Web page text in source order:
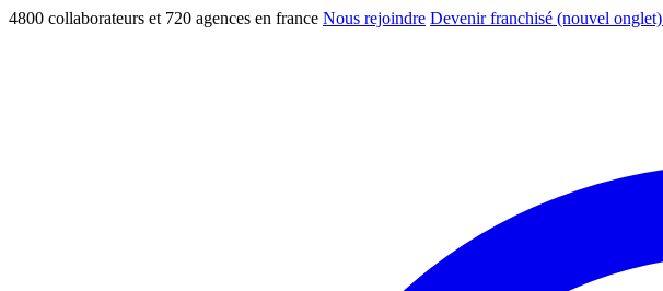
4800 collaborateurs et 720 agences en france Nous rejoindre Devenir franchisé (nouvel onglet)